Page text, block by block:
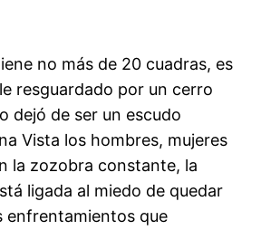
no más de 20 cuadras, es
resguardado por un cerro
dejó de ser un escudo
Vista los hombres, mujeres
la zozobra constante, la
ligada al miedo de quedar
enfrentamientos que